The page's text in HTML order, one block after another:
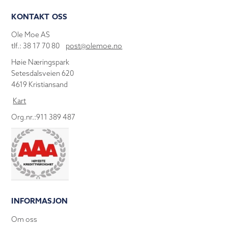
KONTAKT OSS
Ole Moe AS
tlf.: 38 17 70 80 post@olemoe.no
Høie Næringspark
Setesdalsveien 620
4619 Kristiansand
Kart
Org.nr.:911 389 487
INFORMASJON
Om oss